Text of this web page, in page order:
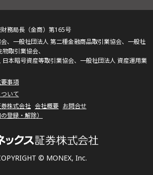
© MONEX, Inc.
務局長（金商）第165号
、一般社団法人 第二種金融商品取引業協会、一般社
取引業協会、
日本暗号資産等取引業協会、一般社団法人 資産運用業
事項
いて
株式会社 会社概要 お問合せ
登録・解除）